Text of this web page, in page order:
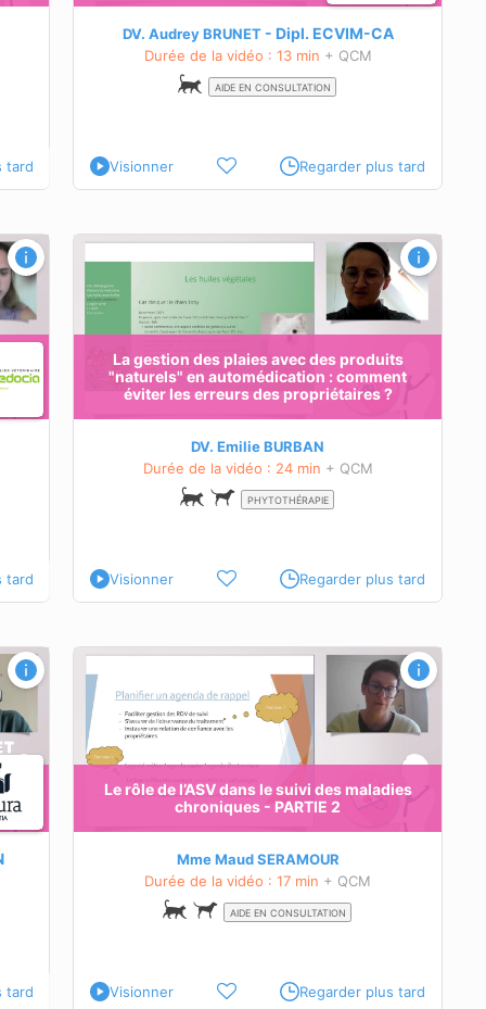
tard
DV. Audrey BRUNET Dipl. ECVIM-CA
Durée de la vidéo : 13 min + QCM
AIDE EN CONSULTATION
la
Visionner Regarder plus tard
tard
La gestion des plaies avec des produits
"naturels" en automédication : comment
éviter les erreurs des propriétaires ?
DV. Emilie BURBAN
Durée de la vidéo : 24 min + QCM
PHYTOTHÉRAPIE
Visionner Regarder plus tard
tard
Le rôle de l’ASV dans le suivi des maladies
chroniques - PARTIE 2
Mme Maud SERAMOUR
Durée de la vidéo : 17 min + QCM
AIDE EN CONSULTATION
Visionner Regarder plus tard